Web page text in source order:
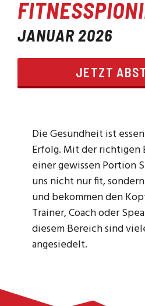
JANUAR 2026
JETZT
Die Gesundheit ist
Erfolg. Mit der richtigen
einer gewissen Portion
uns nicht nur fit,
und bekommen den
Trainer, Coach oder
diesem Bereich sind
angesiedelt.